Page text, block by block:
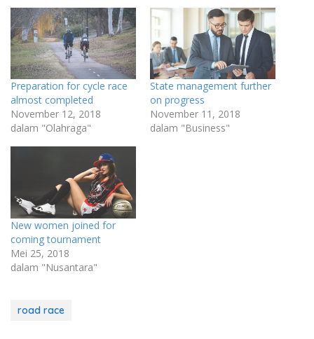
Preparation for cycle race
almost completed
November 12, 2018
dalam "Olahraga"
State management further
on progress
November 11, 2018
dalam "Business"
New women joined for
coming tournament
Mei 25, 2018
dalam "Nusantara"
road race